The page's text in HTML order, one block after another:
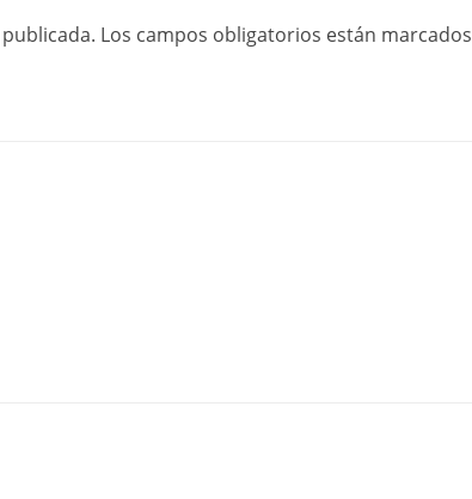
Los campos obligatorios están marcados